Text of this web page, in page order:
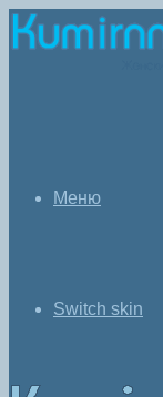
Меню
Switch skin